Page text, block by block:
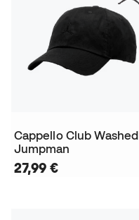
Cappello Club Washed
Jumpman
27,99 €